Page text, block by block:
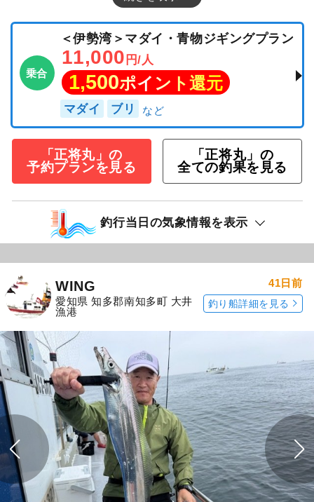
乗合
＜伊勢湾＞マダイ・青物ジギングプラン
11,000 円/人
1,500ポイント還元
マダイ ブリ
「正将丸」の
予約プランを見る
「正将丸」の
全ての釣果を見る
釣行当日の気象情報を表示
WING
愛知県 知多郡南知多町 大井
漁港
41日前
釣り船詳細を見る